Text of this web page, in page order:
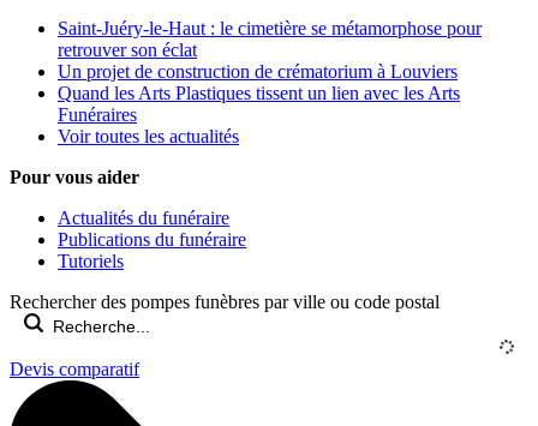
Saint-Juéry-le-Haut : le cimetière se métamorphose pour
retrouver son éclat
Un projet de construction de crématorium à Louviers
Quand les Arts Plastiques tissent un lien avec les Arts
Funéraires
Voir toutes les actualités
Pour vous aider
Actualités du funéraire
Publications du funéraire
Tutoriels
Rechercher des pompes funèbres par ville ou code postal
Devis comparatif